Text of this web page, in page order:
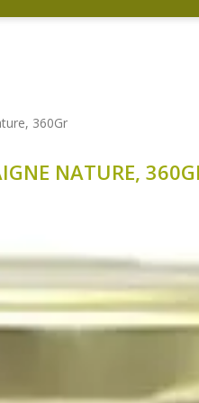
360Gr
NATURE,